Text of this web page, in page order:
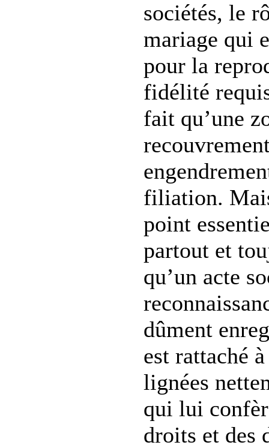
sociétés, le
mariage qui
pour la
fidélité
fait qu’une
filiation.
point
partout et
qu’un acte
dûment
est rattaché
lignées
qui lui
droits et des